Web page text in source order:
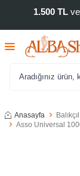
1.500 TLve
Anasayfa
Asso Universal